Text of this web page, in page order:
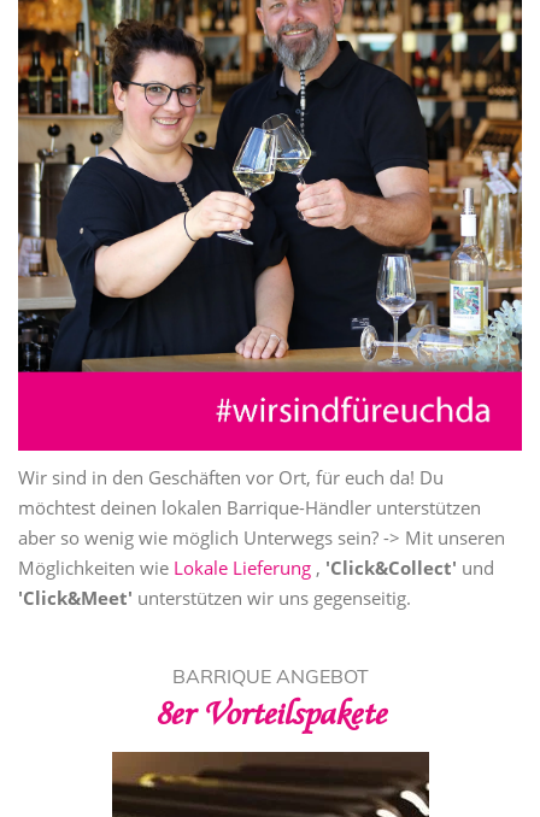
Wir sind in den Geschäften vor Ort, für euch da! Du
möchtest deinen lokalen Barrique-Händler unterstützen
aber so wenig wie möglich Unterwegs sein? -> Mit unseren
Möglichkeiten wie Lokale Lieferung , 'Click&Collect' und
'Click&Meet' unterstützen wir uns gegenseitig.
BARRIQUE ANGEBOT
8er Vorteilspakete